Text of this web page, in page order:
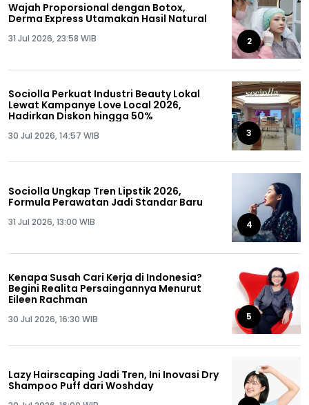
Wajah Proporsional dengan Botox,
Derma Express Utamakan Hasil Natural
31 Jul 2026, 23:58 WIB 2
Sociolla Perkuat Industri Beauty Lokal
Lewat Kampanye Love Local 2026,
Hadirkan Diskon hingga 50%
30 Jul 2026, 14:57 WIB 3
Sociolla Ungkap Tren Lipstik 2026,
Formula Perawatan Jadi Standar Baru
31 Jul 2026, 13:00 WIB 4
Kenapa Susah Cari Kerja di Indonesia?
Begini Realita Persaingannya Menurut
Eileen Rachman
30 Jul 2026, 16:30 WIB 5
Lazy Hairscaping Jadi Tren, Ini Inovasi Dry
Shampoo Puff dari Woshday